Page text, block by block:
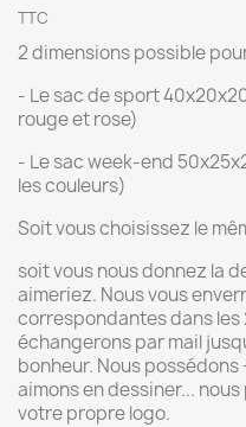
TTC
2 dimensions possible
- Le sac de sport
rouge et rose)
- Le sac week-end
les couleurs)
Soit vous choisissez le
soit vous nous donnez la
aimeriez. Nous vous
correspondantes dans les
échangerons par mail
bonheur. Nous
aimons en dessiner...
votre propre logo.